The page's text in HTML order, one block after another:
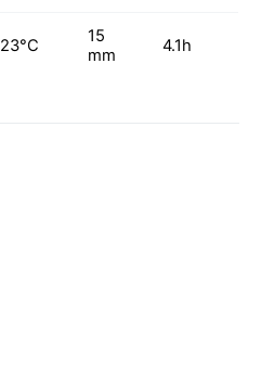
23°C
15
mm
4.1h